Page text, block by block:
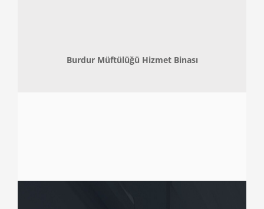
Burdur Müftülüğü Hizmet Binası